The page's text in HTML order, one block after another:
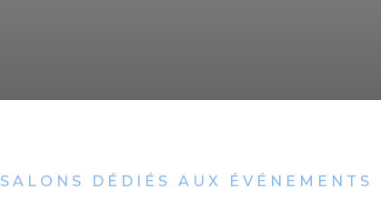
SALONS DÉDIÉS AUX ÉVÉNEMENTS